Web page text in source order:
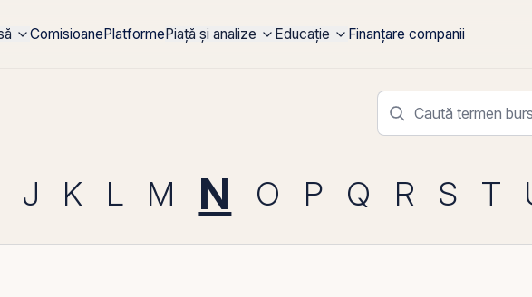
ComisioanePlatformePiață și analize Educație Finanțare companii
J K L M N O P Q R S T